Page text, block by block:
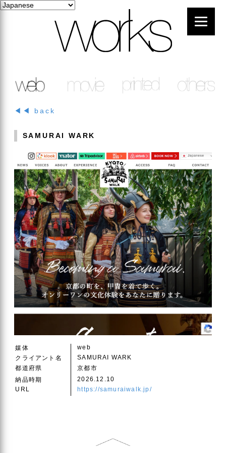
◀◀ back
SAMURAI WARK
媒体
web
クライアント名
SAMURAI WARK
都道府県
京都市
納品時期
2026.12.10
URL
https://samuraiwalk.jp/